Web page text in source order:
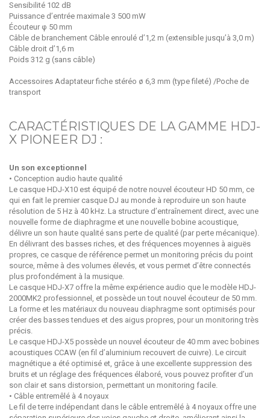
Sensibilité 102 dB
Puissance d’entrée maximale 3 500 mW
Écouteur φ 50 mm
Câble de branchement Câble enroulé d’1,2 m (extensible jusqu’à 3,0 m)
Câble droit d’1,6 m
Poids 312 g (sans câble)
Accessoires Adaptateur fiche stéréo ø 6,3 mm (type fileté) /Poche de
transport
CARACTÉRISTIQUES DE LA GAMME HDJ-
X PIONEER DJ :
Un son exceptionnel
• Conception audio haute qualité
Le casque HDJ-X10 est équipé de notre nouvel écouteur HD 50 mm, ce
qui en fait le premier casque DJ au monde à reproduire un son haute
résolution de 5 Hz à 40 kHz. La structure d’entraînement direct, avec une
nouvelle forme de diaphragme et une nouvelle bobine acoustique,
délivre un son haute qualité sans perte de qualité (par perte mécanique).
En délivrant des basses riches, et des fréquences moyennes à aiguës
propres, ce casque de référence permet un monitoring précis du point
source, même à des volumes élevés, et vous permet d’être connectés
plus profondément à la musique.
Le casque HDJ-X7 offre la même expérience audio que le modèle HDJ-
2000MK2 professionnel, et possède un tout nouvel écouteur de 50 mm.
La forme et les matériaux du nouveau diaphragme sont optimisés pour
créer des basses tendues et des aigus propres, pour un monitoring très
précis.
Le casque HDJ-X5 possède un nouvel écouteur de 40 mm avec bobines
acoustiques CCAW (en fil d’aluminium recouvert de cuivre). Le circuit
magnétique a été optimisé et, grâce à une excellente suppression des
bruits et un réglage des fréquences élaboré, vous pouvez profiter d’un
son clair et sans distorsion, permettant un monitoring facile.
• Câble entremêlé à 4 noyaux
Le fil de terre indépendant dans le câble entremêlé à 4 noyaux offre une